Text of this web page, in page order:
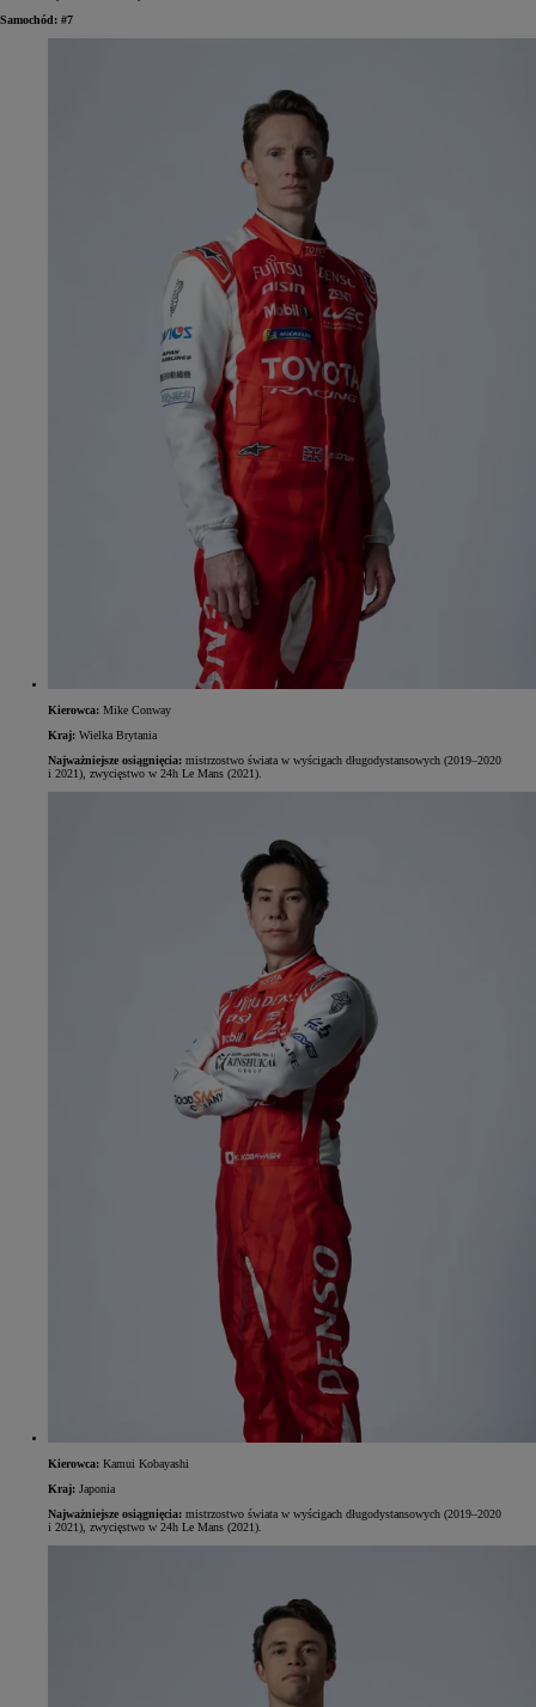
Samochód: #7
Kierowca: Mike Conway
Kraj: Wielka Brytania
Najważniejsze osiągnięcia: mistrzostwo świata w wyścigach długodystansowych (2019–2020
i 2021), zwycięstwo w 24h Le Mans (2021).
Kierowca: Kamui Kobayashi
Kraj: Japonia
Najważniejsze osiągnięcia: mistrzostwo świata w wyścigach długodystansowych (2019–2020
i 2021), zwycięstwo w 24h Le Mans (2021).